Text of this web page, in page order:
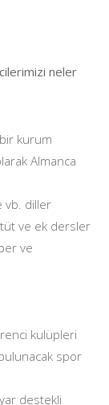
neler
kurum
Almanca
vb. diller
ve ek dersler
ve
kulüpleri
spor
destekli